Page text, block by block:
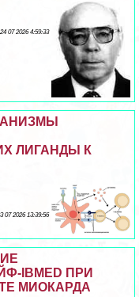
24 07 2026 4:59:33
ЛИГАНДЫ К
07 2026 13:39:56
IBMED ПРИ
МИОКАРДА